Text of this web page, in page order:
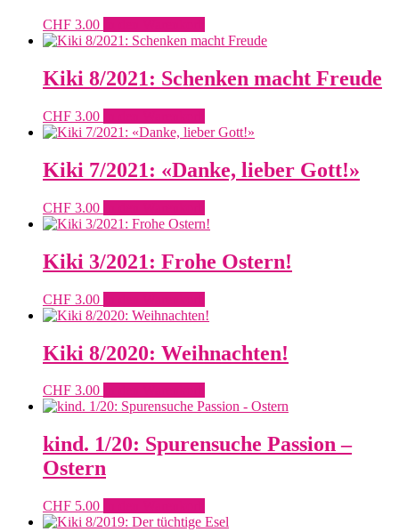
CHF 3.00
Kiki 8/2021: Schenken macht Freude
CHF 3.00
Kiki 7/2021: «Danke, lieber Gott!»
CHF 3.00
Kiki 3/2021: Frohe Ostern!
CHF 3.00
Kiki 8/2020: Weihnachten!
CHF 3.00
kind. 1/20: Spurensuche Passion –
Ostern
CHF 5.00